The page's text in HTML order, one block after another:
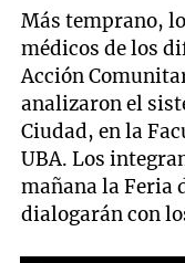
Más temprano,
médicos de los
Acción
analizaron el
Ciudad, en la
UBA. Los
mañana la Feria
dialogarán con